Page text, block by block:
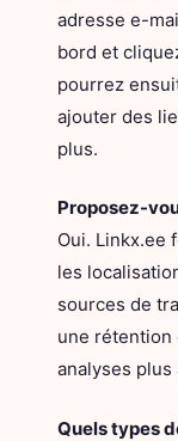
adresse e-
bord et
pourrez
ajouter des
plus.
Proposez-
Oui. Linkx.ee
les
sources de
une rétention
analyses plus
Quels types